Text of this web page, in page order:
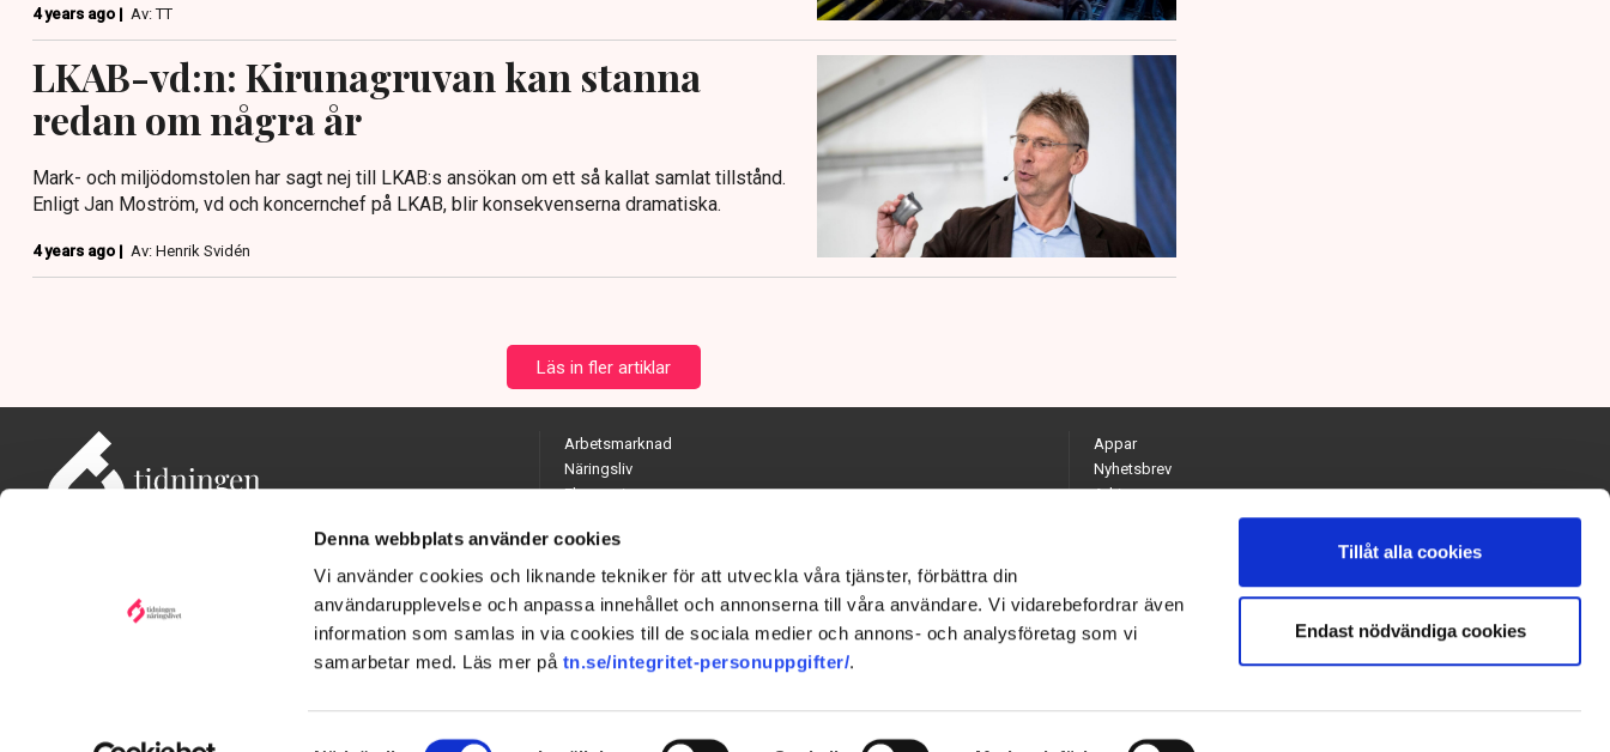
Denna webbplats använder cookies
Vi använder cookies och liknande tekniker för att utveckla våra tjänster, förbättra din
användarupplevelse och anpassa innehållet och annonserna till våra användare. Vi vidarebefordrar även
information som samlas in via cookies till de sociala medier och annons- och analysföretag som vi
samarbetar med. Läs mer på tn.se/integritet-personuppgifter/.
Samtyckesval
Tillåt alla cookies
Endast nödvändiga cookies
4 years ago | Av: TT
LKAB-vd:n: Kirunagruvan kan stanna
redan om några år
Mark- och miljödomstolen har sagt nej till LKAB:s ansökan om ett så kallat samlat tillstånd.
Enligt Jan Moström, vd och koncernchef på LKAB, blir konsekvenserna dramatiska.
4 years ago | Av: Henrik Svidén
Läs in fler artiklar
Adress: Tidningen Näringslivet, 114 82 Stockholm
Besöksadress: Storgatan 19, Stockholm
Arbetsmarknad
Näringsliv
Ekonomi
Opinion
Hållbarhet
Utrikes
Quiz
Appar
Nyhetsbrev
Arkiv
Kontakta redaktionen
Chefredaktör och ansvarig utgivare: